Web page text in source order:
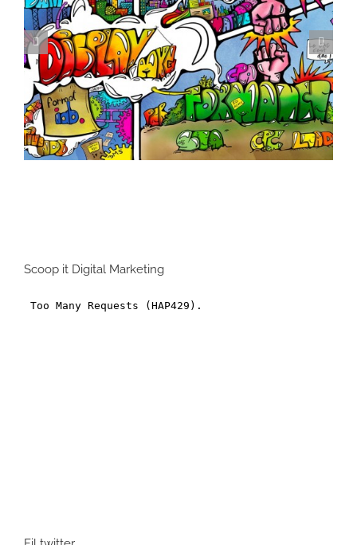
la jungle des formats branding ?
Scoop it Digital Marketing